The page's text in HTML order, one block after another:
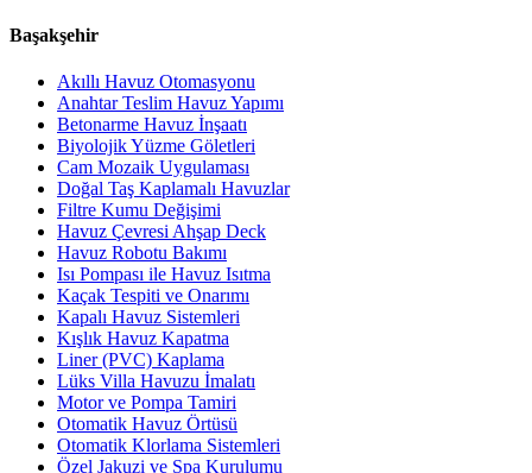
Başakşehir
Akıllı Havuz Otomasyonu
Anahtar Teslim Havuz Yapımı
Betonarme Havuz İnşaatı
Biyolojik Yüzme Göletleri
Cam Mozaik Uygulaması
Doğal Taş Kaplamalı Havuzlar
Filtre Kumu Değişimi
Havuz Çevresi Ahşap Deck
Havuz Robotu Bakımı
Isı Pompası ile Havuz Isıtma
Kaçak Tespiti ve Onarımı
Kapalı Havuz Sistemleri
Kışlık Havuz Kapatma
Liner (PVC) Kaplama
Lüks Villa Havuzu İmalatı
Motor ve Pompa Tamiri
Otomatik Havuz Örtüsü
Otomatik Klorlama Sistemleri
Özel Jakuzi ve Spa Kurulumu